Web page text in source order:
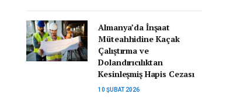
Almanya’da İnşaat
Müteahhidine Kaçak
Çalıştırma ve
Dolandırıcılıktan
Kesinleşmiş Hapis Cezası
10 ŞUBAT 2026